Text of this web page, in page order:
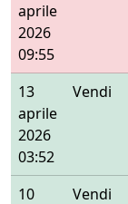
aprile
2026
09:55
13
aprile
2026
03:52
Vendi
10
Vendi